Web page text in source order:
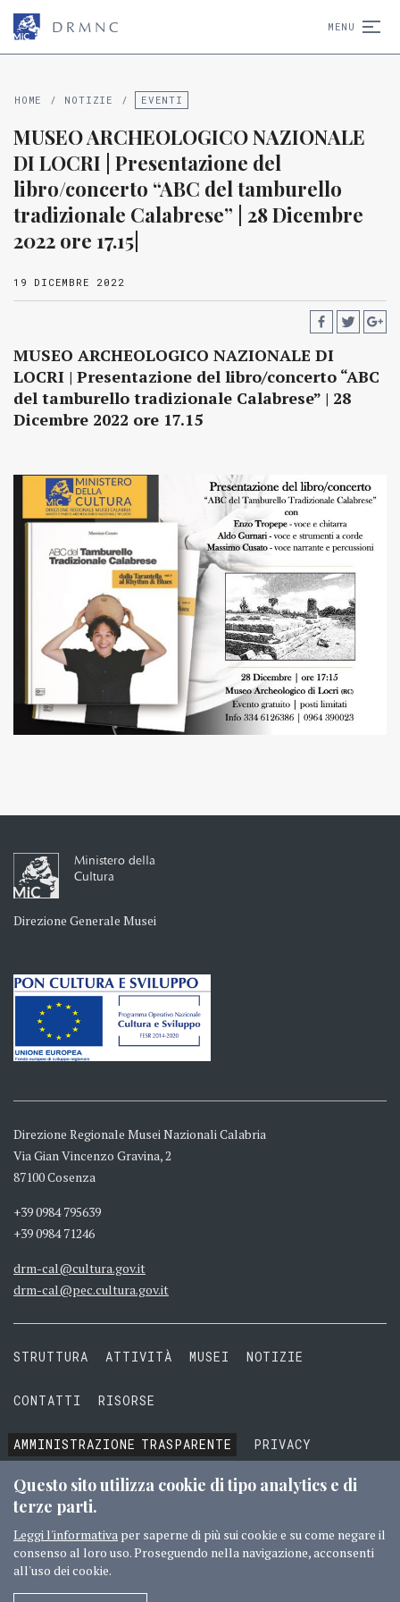
D R M N C MENU
HOME / NOTIZIE / EVENTI
MUSEO ARCHEOLOGICO NAZIONALE
DI LOCRI | Presentazione del
libro/concerto “ABC del tamburello
tradizionale Calabrese” | 28 Dicembre
2022 ore 17.15|
19 DICEMBRE 2022
MUSEO ARCHEOLOGICO NAZIONALE DI
LOCRI | Presentazione del libro/concerto “ABC
del tamburello tradizionale Calabrese” | 28
Dicembre 2022 ore 17.15
Ministero della
Cultura
Direzione Generale Musei
Direzione Regionale Musei Nazionali Calabria
Via Gian Vincenzo Gravina, 2
87100 Cosenza
+39 0984 795639
+39 0984 71246
drm-cal@cultura.gov.it
drm-cal@pec.cultura.gov.it
STRUTTURA ATTIVITÀ MUSEI NOTIZIE
CONTATTI RISORSE
AMMINISTRAZIONE TRASPARENTE
PRIVACY
COOKIE
TERMINI E CONDIZIONI
© 2016 MIBACT TUTTI I DIRITTI RISERVATI CREDITI
SEGUICI
Questo sito utilizza cookie di tipo analytics e di
terze parti.
Leggi l'informativa per saperne di più sui cookie e su come negare il
consenso al loro uso. Proseguendo nella navigazione, acconsenti
all'uso dei cookie.